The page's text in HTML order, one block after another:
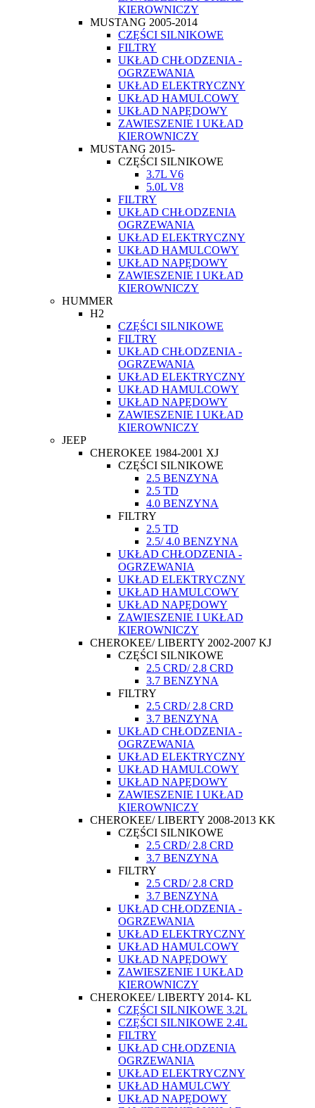
KIEROWNICZY
MUSTANG 2005-2014
CZĘŚCI SILNIKOWE
FILTRY
UKŁAD CHŁODZENIA -
OGRZEWANIA
UKŁAD ELEKTRYCZNY
UKŁAD HAMULCOWY
UKŁAD NAPĘDOWY
ZAWIESZENIE I UKŁAD
KIEROWNICZY
MUSTANG 2015-
CZĘŚCI SILNIKOWE
3.7L V6
5.0L V8
FILTRY
UKŁAD CHŁODZENIA
OGRZEWANIA
UKŁAD ELEKTRYCZNY
UKŁAD HAMULCOWY
UKŁAD NAPĘDOWY
ZAWIESZENIE I UKŁAD
KIEROWNICZY
HUMMER
H2
CZĘŚCI SILNIKOWE
FILTRY
UKŁAD CHŁODZENIA -
OGRZEWANIA
UKŁAD ELEKTRYCZNY
UKŁAD HAMULCOWY
UKŁAD NAPĘDOWY
ZAWIESZENIE I UKŁAD
KIEROWNICZY
JEEP
CHEROKEE 1984-2001 XJ
CZĘŚCI SILNIKOWE
2.5 BENZYNA
2.5 TD
4.0 BENZYNA
FILTRY
2.5 TD
2.5/ 4.0 BENZYNA
UKŁAD CHŁODZENIA -
OGRZEWANIA
UKŁAD ELEKTRYCZNY
UKŁAD HAMULCOWY
UKŁAD NAPĘDOWY
ZAWIESZENIE I UKŁAD
KIEROWNICZY
CHEROKEE/ LIBERTY 2002-2007 KJ
CZĘŚCI SILNIKOWE
2.5 CRD/ 2.8 CRD
3.7 BENZYNA
FILTRY
2.5 CRD/ 2.8 CRD
3.7 BENZYNA
UKŁAD CHŁODZENIA -
OGRZEWANIA
UKŁAD ELEKTRYCZNY
UKŁAD HAMULCOWY
UKŁAD NAPĘDOWY
ZAWIESZENIE I UKŁAD
KIEROWNICZY
CHEROKEE/ LIBERTY 2008-2013 KK
CZĘŚCI SILNIKOWE
2.5 CRD/ 2.8 CRD
3.7 BENZYNA
FILTRY
2.5 CRD/ 2.8 CRD
3.7 BENZYNA
UKŁAD CHŁODZENIA -
OGRZEWANIA
UKŁAD ELEKTRYCZNY
UKŁAD HAMULCOWY
UKŁAD NAPĘDOWY
ZAWIESZENIE I UKŁAD
KIEROWNICZY
CHEROKEE/ LIBERTY 2014- KL
CZĘŚCI SILNIKOWE 3.2L
CZĘŚCI SILNIKOWE 2.4L
FILTRY
UKŁAD CHŁODZENIA
OGRZEWANIA
UKŁAD ELEKTRYCZNY
UKŁAD HAMULCWY
UKŁAD NAPĘDOWY